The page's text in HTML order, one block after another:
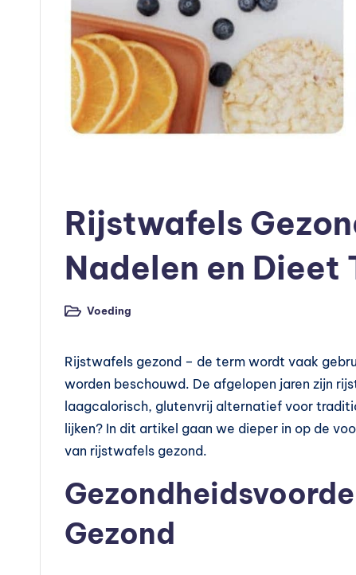
in
Rijstwafels
Nadelen en Dieet
Geplaatst
Voeding
Rijstwafels gezond – de term wordt vaak
worden beschouwd. De afgelopen jaren zijn
laagcalorisch, glutenvrij alternatief voor
lijken? In dit artikel gaan we dieper in op de
van rijstwafels gezond.
Gezond